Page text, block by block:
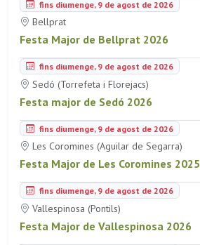
fins diumenge, 9 de agost de 2026
Bellprat
Festa Major de Bellprat 2026
fins diumenge, 9 de agost de 2026
Sedó (Torrefeta i Florejacs)
Festa major de Sedó 2026
fins diumenge, 9 de agost de 2026
Les Coromines (Aguilar de Segarra)
Festa Major de Les Coromines 2025
fins diumenge, 9 de agost de 2026
Vallespinosa (Pontils)
Festa Major de Vallespinosa 2026